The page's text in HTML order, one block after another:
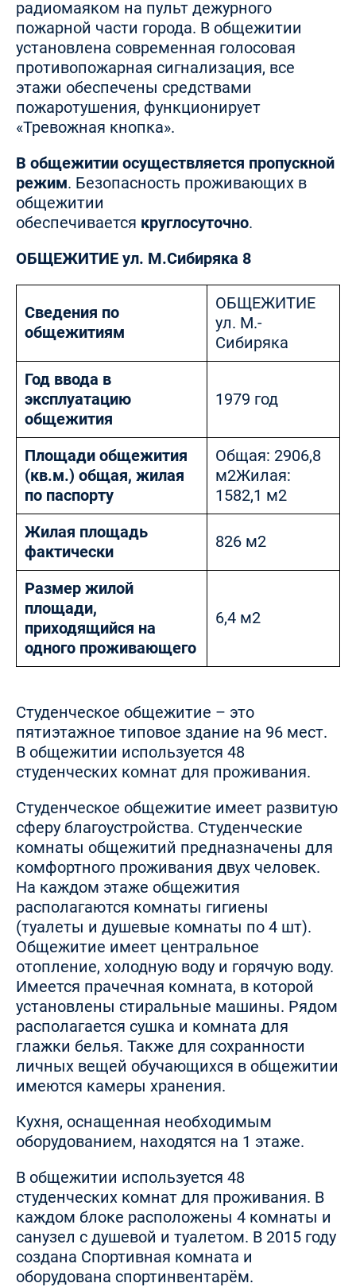
радиомаяком на пульт дежурного
пожарной части города. В общежитии
установлена современная голосовая
противопожарная сигнализация, все
этажи обеспечены средствами
пожаротушения, функционирует
«Тревожная кнопка».
В общежитии осуществляется пропускной
режим. Безопасность проживающих в
общежитии
обеспечивается круглосуточно.
ОБЩЕЖИТИЕ ул. М.Сибиряка 8
Сведения по
общежитиям
ОБЩЕЖИТИЕ
ул. М.-
Сибиряка
Год ввода в
эксплуатацию
общежития
1979 год
Площади общежития
(кв.м.) общая, жилая
по паспорту
Общая: 2906,8
м2Жилая:
1582,1 м2
Жилая площадь
фактически
826 м2
Размер жилой
площади,
приходящийся на
одного проживающего
6,4 м2
Студенческое общежитие – это
пятиэтажное типовое здание на 96 мест.
В общежитии используется 48
студенческих комнат для проживания.
Студенческое общежитие имеет развитую
сферу благоустройства. Студенческие
комнаты общежитий предназначены для
комфортного проживания двух человек.
На каждом этаже общежития
располагаются комнаты гигиены
(туалеты и душевые комнаты по 4 шт).
Общежитие имеет центральное
отопление, холодную воду и горячую воду.
Имеется прачечная комната, в которой
установлены стиральные машины. Рядом
располагается сушка и комната для
глажки белья. Также для сохранности
личных вещей обучающихся в общежитии
имеются камеры хранения.
Кухня, оснащенная необходимым
оборудованием, находятся на 1 этаже.
В общежитии используется 48
студенческих комнат для проживания. В
каждом блоке расположены 4 комнаты и
санузел с душевой и туалетом. В 2015 году
создана Спортивная комната и
оборудована спортинвентарём.